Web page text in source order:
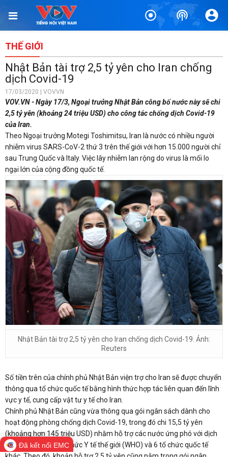
THẾ GIỚI
Nhật Bản tài trợ 2,5 tỷ yên cho Iran chống
dịch Covid-19
17/03/2020 | VOVVN
VOV.VN - Ngày 17/3, Ngoại trưởng Nhật Bản công bố nước này sẽ chi
2,5 tỷ yên (khoảng 24 triệu USD) cho công tác chống dịch Covid-19
của Iran.
Theo Ngoại trưởng Motegi Toshimitsu, Iran là nước có nhiều người
nhiễm virus SARS-CoV-2 thứ 3 trên thế giới với hơn 15.000 người chỉ
sau Trung Quốc và Italy. Việc lây nhiễm lan rộng do virus là mối lo
ngại lớn của cộng đồng quốc tế.
Nhật Bản tài trợ 2,5 tỷ yên cho Iran chống dịch Covid-19. Ảnh:
Reuters
Số tiền trên của chính phủ Nhật Bản viện trợ cho Iran sẽ được chuyển
thông qua tổ chức quốc tế bằng hình thức hợp tác liên quan đến lĩnh
vực y tế, cung cấp vật tư y tế cho Iran.
Chính phủ Nhật Bản cũng vừa thông qua gói ngân sách dành cho
hoạt động phòng chống dịch Covid-19, trong đó chi 15,5 tỷ yên
(khoảng hơn 145 triệu USD) nhằm hỗ trợ các nước ứng phó với dịch
bệnh thông qua Tổ chức Y tế thế giới (WHO) và 6 tổ chức quốc tế
Đã kết nối EMC